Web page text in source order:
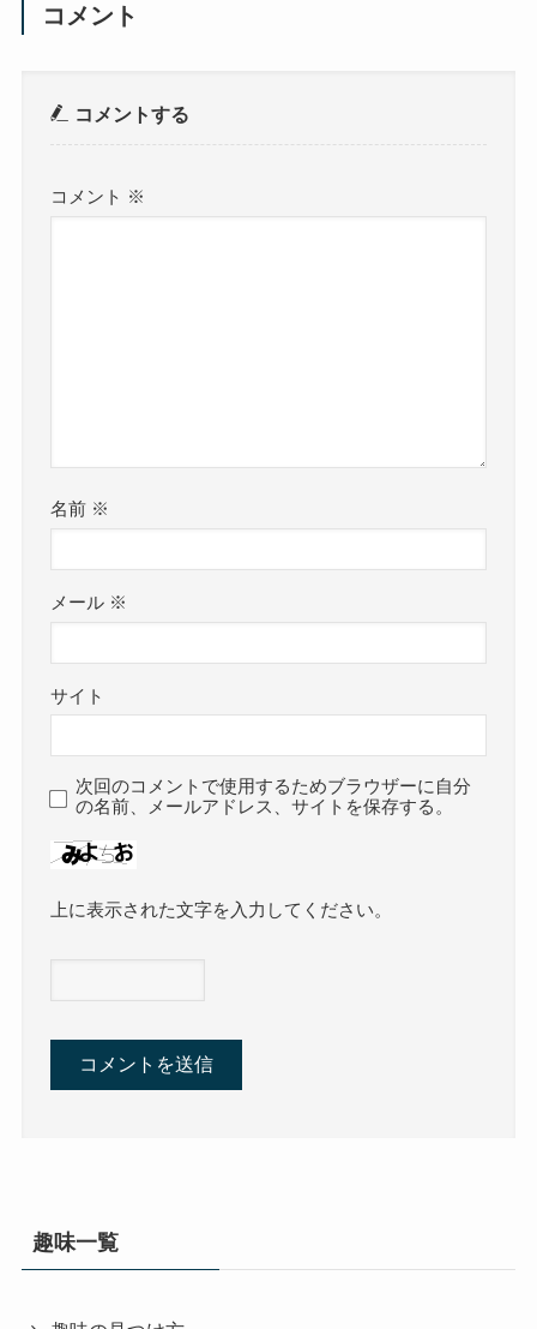
コメント
コメントする
コメント ※
名前 ※
メール ※
サイト
次回のコメントで使用するためブラウザーに自分
の名前、メールアドレス、サイトを保存する。
上に表示された文字を入力してください。
趣味一覧